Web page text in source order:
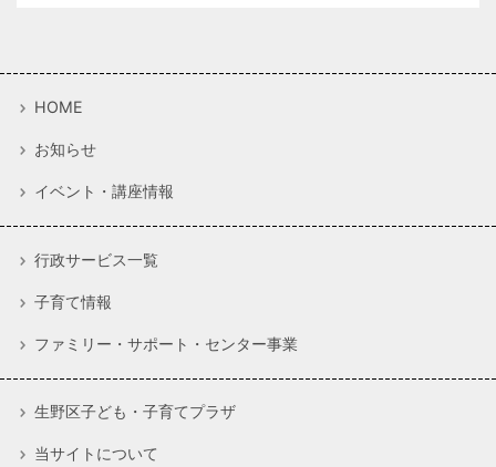
HOME
お知らせ
イベント・講座情報
行政サービス一覧
子育て情報
ファミリー・サポート・センター事業
生野区子ども・子育てプラザ
当サイトについて